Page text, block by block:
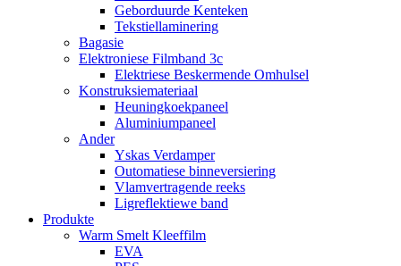
Geborduurde Kenteken
Tekstiellaminering
Bagasie
Elektroniese Filmband 3c
Elektriese Beskermende Omhulsel
Konstruksiemateriaal
Heuningkoekpaneel
Aluminiumpaneel
Ander
Yskas Verdamper
Outomatiese binneversiering
Vlamvertragende reeks
Ligreflektiewe band
Produkte
Warm Smelt Kleeffilm
EVA